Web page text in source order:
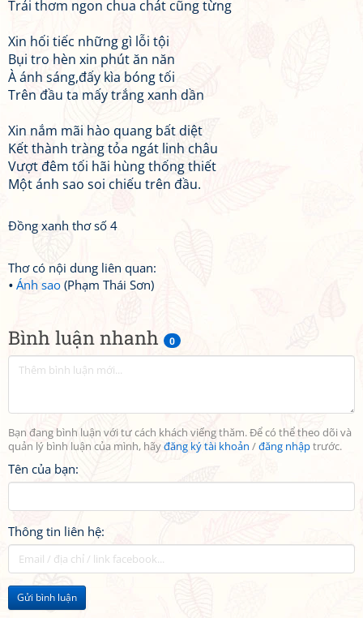
Bình luận nhanh 0
Bạn đang bình luận với tư cách khách viếng thăm. Để có thể theo dõi và
quản lý bình luận của mình, hãyđăng ký tài khoản /đăng nhậptrước.
Tên của bạn:
Thông tin liên hệ:
Gửi bình luận
Trải thơm ngon chua chát cũng từng
Xin hối tiếc những gì lỗi tội
Bụi tro hèn xin phút ăn năn
À ánh sáng,đấy kìa bóng tối
Trên đầu ta mấy trắng xanh dần
Xin nắm mãi hào quang bất diệt
Kết thành tràng tỏa ngát linh châu
Vượt đêm tối hãi hùng thống thiết
Một ánh sao soi chiếu trên đầu.
Đồng xanh thơ số 4
Thơ có nội dung liên quan:
Ánh sao (Phạm Thái Sơn)